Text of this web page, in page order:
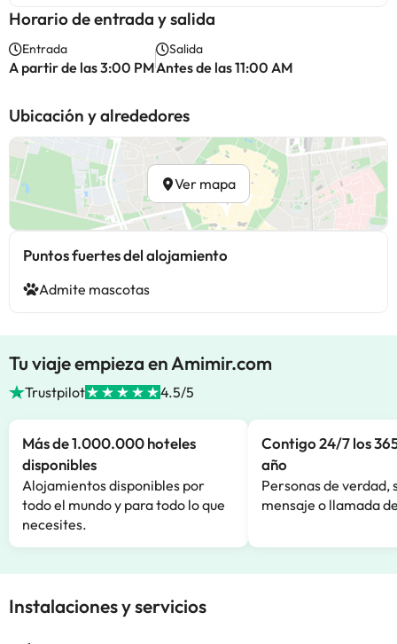
Horario de entrada y salida
Entrada
A partir de las 3:00 PM
Salida
Antes de las 11:00 AM
Ubicación y alrededores
Ver mapa
Puntos fuertes del alojamiento
Admite mascotas
Tu viaje empieza en Amimir.com
Trustpilot 4.5/5
Más de 1.000.000 hoteles
disponibles
Alojamientos disponibles por
todo el mundo y para todo lo que
necesites.
Contigo 24/7 los
año
Personas de verdad,
mensaje o llamada
Instalaciones y servicios